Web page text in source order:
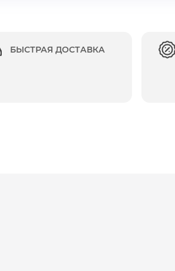
БЫСТРАЯ ДОСТАВКА